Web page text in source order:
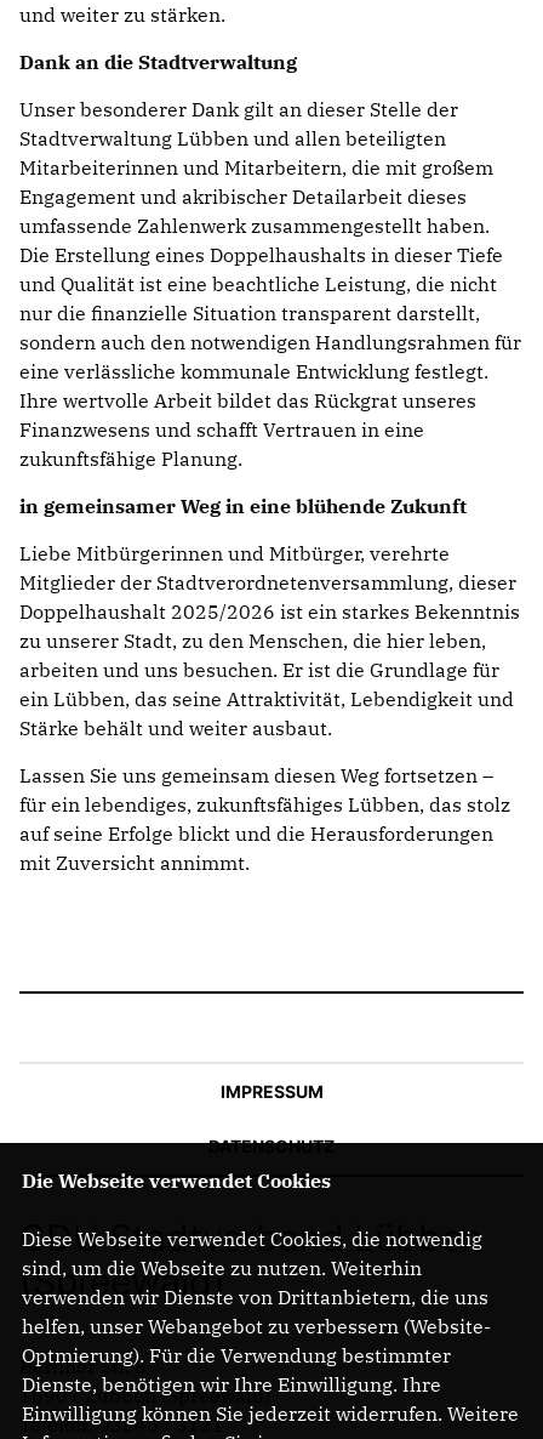
und weiter zu stärken.
Dank an die Stadtverwaltung
Unser besonderer Dank gilt an dieser Stelle der
Stadtverwaltung Lübben und allen beteiligten
Mitarbeiterinnen und Mitarbeitern, die mit großem
Engagement und akribischer Detailarbeit dieses
umfassende Zahlenwerk zusammengestellt haben.
Die Erstellung eines Doppelhaushalts in dieser Tiefe
und Qualität ist eine beachtliche Leistung, die nicht
nur die finanzielle Situation transparent darstellt,
sondern auch den notwendigen Handlungsrahmen für
eine verlässliche kommunale Entwicklung festlegt.
Ihre wertvolle Arbeit bildet das Rückgrat unseres
Finanzwesens und schafft Vertrauen in eine
zukunftsfähige Planung.
in gemeinsamer Weg in eine blühende Zukunft
Liebe Mitbürgerinnen und Mitbürger, verehrte
Mitglieder der Stadtverordnetenversammlung, dieser
Doppelhaushalt 2025/2026 ist ein starkes Bekenntnis
zu unserer Stadt, zu den Menschen, die hier leben,
arbeiten und uns besuchen. Er ist die Grundlage für
ein Lübben, das seine Attraktivität, Lebendigkeit und
Stärke behält und weiter ausbaut.
Lassen Sie uns gemeinsam diesen Weg fortsetzen –
für ein lebendiges, zukunftsfähiges Lübben, das stolz
auf seine Erfolge blickt und die Herausforderungen
mit Zuversicht annimmt.
IMPRESSUM
DATENSCHUTZ
CDU Stadtverband Lübben
(Spreewald)
Berliner Str. 8
15907 Lübben (Spreewald)
Telefon: 03546 / 3121
Die Webseite verwendet Cookies
Diese Webseite verwendet Cookies, die notwendig
sind, um die Webseite zu nutzen. Weiterhin
verwenden wir Dienste von Drittanbietern, die uns
helfen, unser Webangebot zu verbessern (Website-
Optmierung). Für die Verwendung bestimmter
Dienste, benötigen wir Ihre Einwilligung. Ihre
Einwilligung können Sie jederzeit widerrufen. Weitere